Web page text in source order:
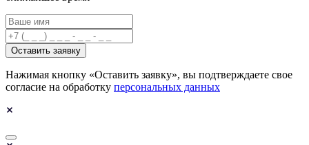
Оставить заявку
Нажимая кнопку «Оставить заявку», вы подтверждаете свое
согласие на обработку персональных данных